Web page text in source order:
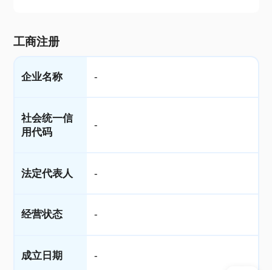
工商注册
企业名称 -
社会统一信
用代码
-
法定代表人 -
经营状态 -
成立日期 -